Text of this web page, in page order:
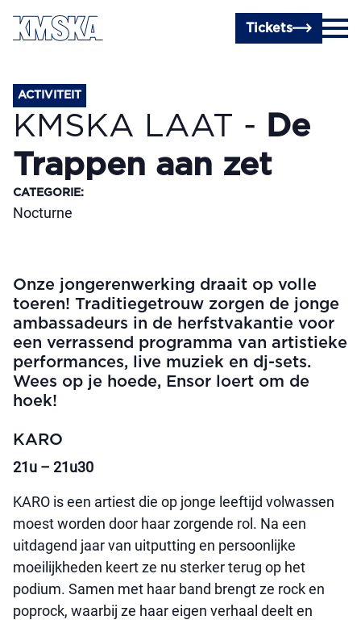
Ga naar hoofdinhoud
Tickets
ACTIVITEIT
KMSKA LAAT - De
Trappen aan zet
CATEGORIE:
Nocturne
Onze jongerenwerking draait op volle
toeren! Traditiegetrouw zorgen de jonge
ambassadeurs in de herfstvakantie voor
een verrassend programma van artistieke
performances, live muziek en dj-sets.
Wees op je hoede, Ensor loert om de
hoek!
KARO
21u – 21u30
KARO is een artiest die op jonge leeftijd volwassen
moest worden door haar zorgende rol. Na een
uitdagend jaar van uitputting en persoonlijke
moeilijkheden keert ze nu sterker terug op het
podium. Samen met haar band brengt ze rock en
poprock, waarbij ze haar eigen verhaal deelt en